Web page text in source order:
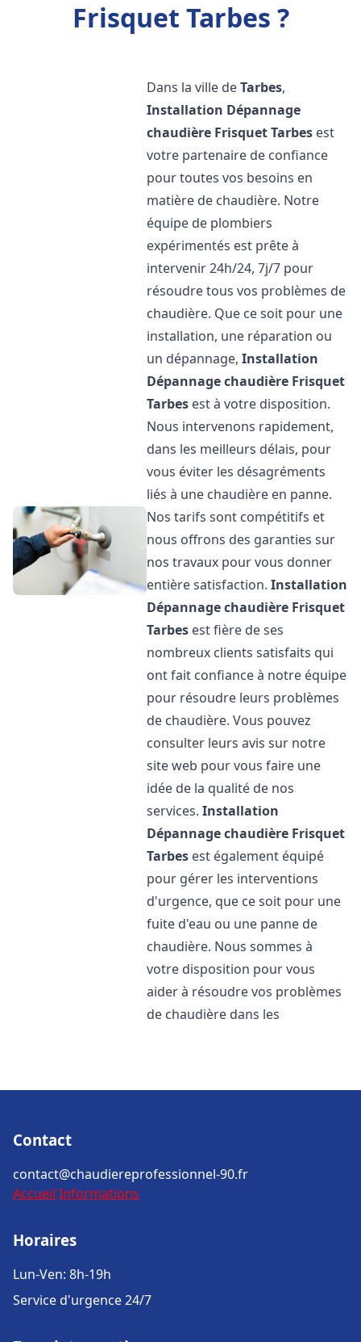
Frisquet Tarbes ?
Dans la ville deTarbes,
Installation Dépannage
chaudière FrisquetTarbes est
votre partenaire de confiance
pour toutes vos besoins en
matière de chaudière. Notre
équipe de plombiers
expérimentés est prête à
intervenir 24h/24, 7j/7 pour
résoudre tous vos problèmes de
chaudière. Que ce soit pour une
installation, une réparation ou
un dépannage,Installation
Dépannage chaudière Frisquet
Tarbes est à votre disposition.
Nous intervenons rapidement,
dans les meilleurs délais, pour
vous éviter les désagréments
liés à une chaudière en panne.
Nos tarifs sont compétitifs et
nous offrons des garanties sur
nos travaux pour vous donner
entière satisfaction.Installation
Dépannage chaudière Frisquet
Tarbes est fière de ses
nombreux clients satisfaits qui
ont fait confiance à notre équipe
pour résoudre leurs problèmes
de chaudière. Vous pouvez
consulter leurs avis sur notre
site web pour vous faire une
idée de la qualité de nos
services.Installation
Dépannage chaudière Frisquet
Tarbes est également équipé
pour gérer les interventions
d'urgence, que ce soit pour une
fuite d'eau ou une panne de
chaudière. Nous sommes à
votre disposition pour vous
aider à résoudre vos problèmes
de chaudière dans les
Contact
contact@chaudiereprofessionnel-90.fr
Accueil Informations
Horaires
Lun-Ven: 8h-19h
Service d'urgence 24/7